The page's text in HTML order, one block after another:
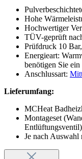
Hohe
Hochwertiger
TÜV-geprüft
Prüfdruck 10
Energieart:
benötigen Sie
Anschlussart:
Lieferumfang:
MCHeat
Montageset
Entlüftungsventil)
Je nach Auswahl